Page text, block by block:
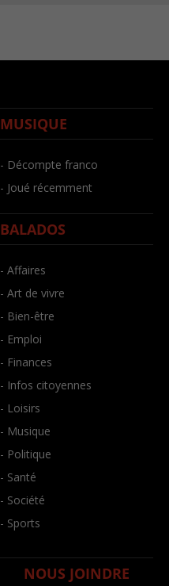
MUSIQUE
- Décompte franco
- Joué récemment
BALADOS
- Affaires
- Art de vivre
- Bien-être
- Emploi
- Finances
- Infos citoyennes
- Loisirs
- Musique
- Politique
- Santé
- Société
- Sports
NOUS JOINDRE